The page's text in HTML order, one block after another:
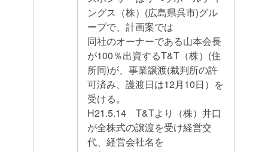
ングス（株）(広島県呉市)グル
ープで、計画案では
同社のオーナーである山本会長
が100％出資するT&T（株）(住
所同)が、事業譲渡(裁判所の許
可済み、護渡日は12月10日）を
受ける。
H21.5.14 T&Tより（株）井口
が全株式の譲渡を受け経営交
代、経営会社名を